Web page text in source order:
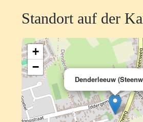
Standort auf der
Denderleeuw
+
−